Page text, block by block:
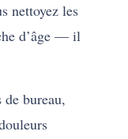
nettoyez les
d’âge — il
bureau,